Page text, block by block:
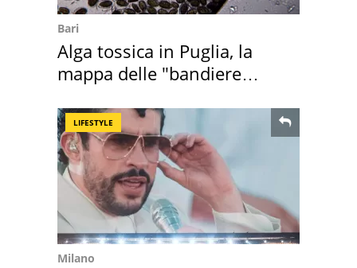
Bari
Alga tossica in Puglia, la
mappa delle "bandiere
LIFESTYLE
Milano